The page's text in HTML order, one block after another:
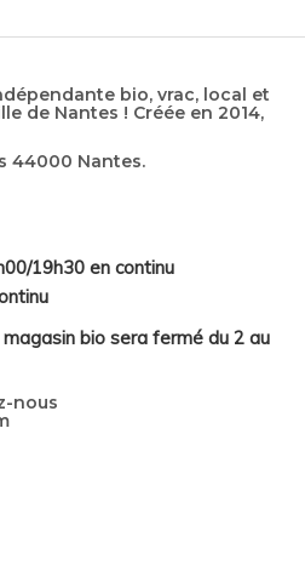
bio, vrac, local et
de Nantes ! Créée en 2014,
44000 Nantes.
19h30 en continu
bio sera fermé du 2 au
nous